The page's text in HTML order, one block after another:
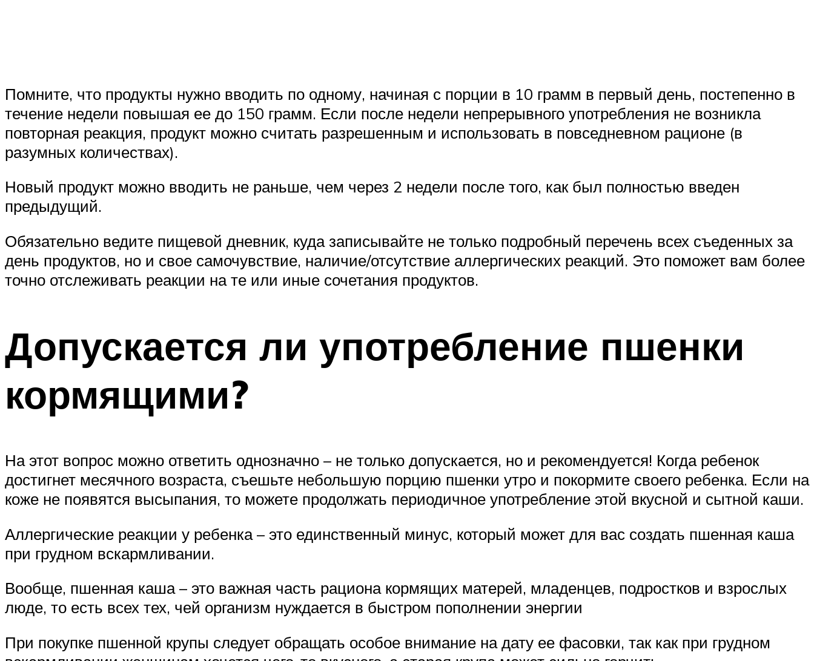
Помните, что продукты нужно вводить по одному, начиная с порции в 10 грамм в первый день, постепенно в
течение недели повышая ее до 150 грамм. Если после недели непрерывного употребления не возникла
повторная реакция, продукт можно считать разрешенным и использовать в повседневном рационе (в
разумных количествах).
Новый продукт можно вводить не раньше, чем через 2 недели после того, как был полностью введен
предыдущий.
Обязательно ведите пищевой дневник, куда записывайте не только подробный перечень всех съеденных за
день продуктов, но и свое самочувствие, наличие/отсутствие аллергических реакций. Это поможет вам более
точно отслеживать реакции на те или иные сочетания продуктов.
Допускается ли употребление пшенки
кормящими?
На этот вопрос можно ответить однозначно – не только допускается, но и рекомендуется! Когда ребенок
достигнет месячного возраста, съешьте небольшую порцию пшенки утро и покормите своего ребенка. Если на
коже не появятся высыпания, то можете продолжать периодичное употребление этой вкусной и сытной каши.
Аллергические реакции у ребенка – это единственный минус, который может для вас создать пшенная каша
при грудном вскармливании.
Вообще, пшенная каша – это важная часть рациона кормящих матерей, младенцев, подростков и взрослых
люде, то есть всех тех, чей организм нуждается в быстром пополнении энергии
При покупке пшенной крупы следует обращать особое внимание на дату ее фасовки, так как при грудном